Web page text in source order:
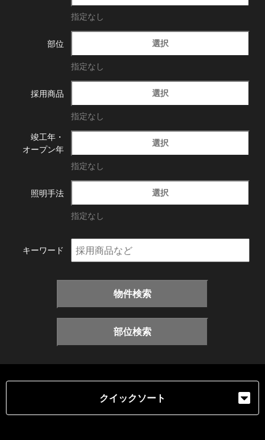
指定なし
部位 選択
指定なし
採用商品 選択
指定なし
竣工年・
オープン年
選択
指定なし
照明手法 選択
指定なし
キーワード
物件検索
部位検索
クイックソート